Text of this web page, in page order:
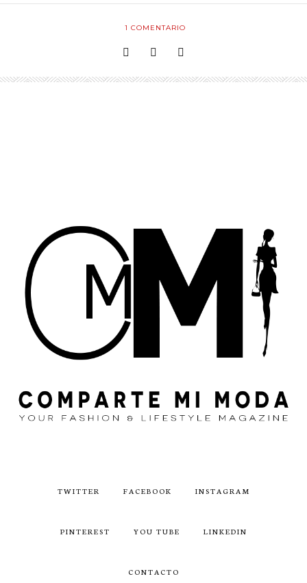
1 COMENTARIO
TWITTER FACEBOOK INSTAGRAM
PINTEREST YOU TUBE LINKEDIN
CONTACTO